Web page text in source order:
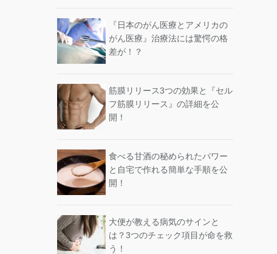
『日本のがん医療とアメリカの
がん医療』治療法には驚愕の格
差が！？
筋膜リリース3つの効果と『セル
フ筋膜リリース』の詳細を公
開！
食べる甘酒の秘められたパワー
と自宅で作れる簡単な手順を公
開！
大便が教える病気のサインと
は？3つのチェック項目が命を救
う！